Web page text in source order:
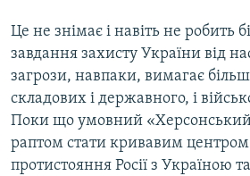
Це не знімає і навіть не робить
завдання захисту України від
загрози, навпаки, вимагає більш
складових і державного, і
Поки що умовний
раптом стати кривавим центром
протистояння Росії з Україною